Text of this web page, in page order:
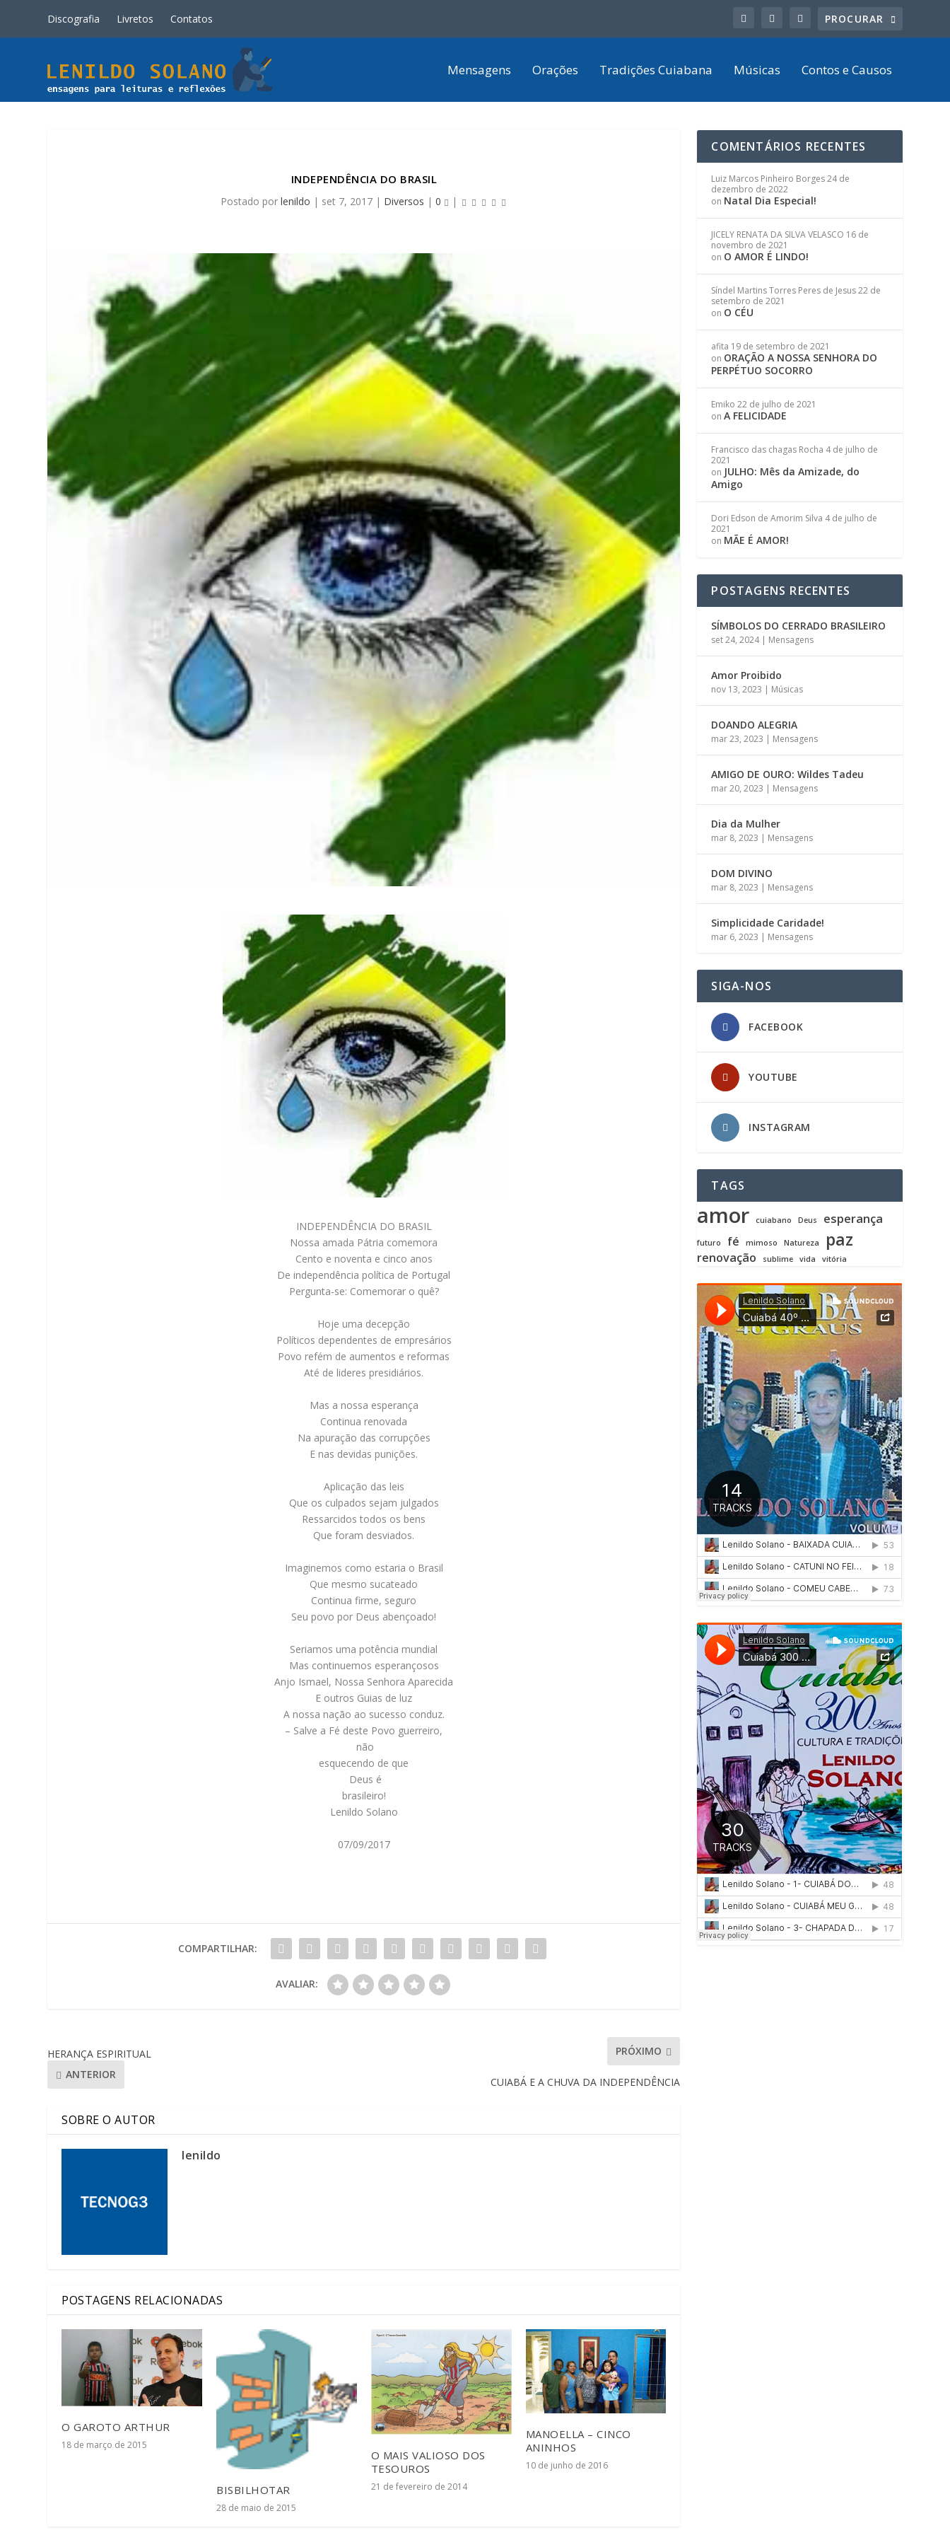
Discografia Livretos Contatos
Mensagens Orações Tradições Cuiabana Músicas Contos e Causos
INDEPENDÊNCIA DO BRASIL
Postado porlenildo | set 7, 2017 | Diversos |0 |
INDEPENDÊNCIA DO BRASIL
Nossa amada Pátria comemora
Cento e noventa e cinco anos
De independência política de Portugal
Pergunta-se: Comemorar o quê?
Hoje uma decepção
Políticos dependentes de empresários
Povo refém de aumentos e reformas
Até de lideres presidiários.
Mas a nossa esperança
Continua renovada
Na apuração das corrupções
E nas devidas punições.
Aplicação das leis
Que os culpados sejam julgados
Ressarcidos todos os bens
Que foram desviados.
Imaginemos como estaria o Brasil
Que mesmo sucateado
Continua firme, seguro
Seu povo por Deus abençoado!
Seriamos uma potência mundial
Mas continuemos esperançosos
Anjo Ismael, Nossa Senhora Aparecida
E outros Guias de luz
A nossa nação ao sucesso conduz.
– Salve a Fé deste Povo guerreiro,
não
esquecendo de que
Deus é
brasileiro!
Lenildo Solano
07/09/2017
COMPARTILHAR:
AVALIAR:
HERANÇA ESPIRITUAL
ANTERIOR
PRÓXIMO
CUIABÁ E A CHUVA DA INDEPENDÊNCIA
SOBRE O AUTOR
lenildo
POSTAGENS RELACIONADAS
O GAROTO ARTHUR
18 de março de 2015
BISBILHOTAR
28 de maio de 2015
O MAIS VALIOSO DOS
TESOUROS
21 de fevereiro de 2014
MANOELLA – CINCO
ANINHOS
10 de junho de 2016
COMENTÁRIOS RECENTES
Luiz Marcos Pinheiro Borges24 de
dezembro de 2022
on Natal Dia Especial!
JICELY RENATA DA SILVA VELASCO 16 de
novembro de 2021
on O AMOR É LINDO!
Síndel Martins Torres Peres de Jesus22 de
setembro de 2021
on O CÉU
afita 19 de setembro de 2021
on ORAÇÃO A NOSSA SENHORA DO
PERPÉTUO SOCORRO
Emiko 22 de julho de 2021
onA FELICIDADE
Francisco das chagas Rocha 4 de julho de
2021
on JULHO: Mês da Amizade, do
Amigo
Dori Edson de Amorim Silva 4 de julho de
2021
on MÃE É AMOR!
POSTAGENS RECENTES
SÍMBOLOS DO CERRADO BRASILEIRO
set 24, 2024| Mensagens
Amor Proibido
nov 13, 2023 | Músicas
DOANDO ALEGRIA
mar 23, 2023 | Mensagens
AMIGO DE OURO: Wildes Tadeu
mar 20, 2023 | Mensagens
Dia da Mulher
mar 8, 2023 | Mensagens
DOM DIVINO
mar 8, 2023 | Mensagens
Simplicidade Caridade!
mar 6, 2023 | Mensagens
SIGA-NOS
FACEBOOK
YOUTUBE
INSTAGRAM
TAGS
amor cuiabano Deus esperança
futuro fé mimoso Natureza paz
renovação sublime vida vitória